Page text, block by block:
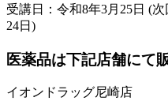
受講日：令和8年3月25日 (
24日)
医薬品は下記店舗にて
イオンドラッグ尼崎店